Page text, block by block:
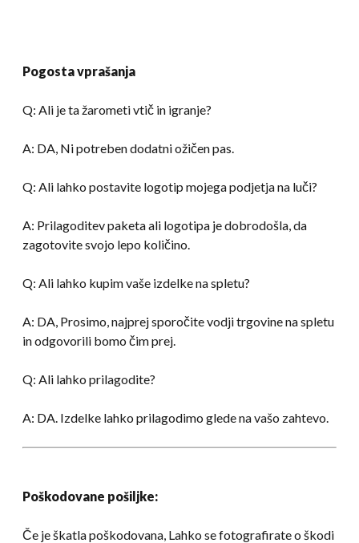
Pogosta vprašanja
Q: Ali je ta žarometi vtič in igranje?
A: DA, Ni potreben dodatni ožičen pas.
Q: Ali lahko postavite logotip mojega podjetja na luči?
A: Prilagoditev paketa ali logotipa je dobrodošla, da
zagotovite svojo lepo količino.
Q: Ali lahko kupim vaše izdelke na spletu?
A: DA, Prosimo, najprej sporočite vodji trgovine na spletu
in odgovorili bomo čim prej.
Q: Ali lahko prilagodite?
A: DA. Izdelke lahko prilagodimo glede na vašo zahtevo.
Poškodovane pošiljke:
Če je škatla poškodovana, Lahko se fotografirate o škodi